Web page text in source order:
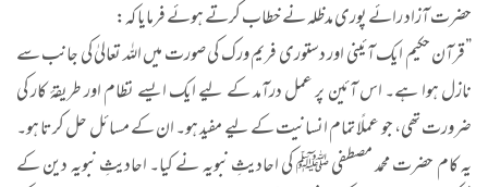
حضرت آزاد رائے پوری مدظلہ نے خطاب کرتے ہوئے فرمایا کہ:
”قرآن حکیم ایک آئینی اور دستوری فریم ورک کی صورت میں اللہ تعالیٰ کی جانب سے
نازل ہوا ہے۔ اس آئین پر عمل درآمد کے لیے ایک ایسے نظام اور طریقۂ کار کی
ضرورت تھی، جو عملًا تمام انسانیت کے لیے مفید ہو۔ ان کے مسائل حل کرتا ہو۔
یہ کام حضرت محمد مصطفی ﷺ کی احادیثِ نبویہ نے کیا۔ احادیثِ نبویہ دین کے